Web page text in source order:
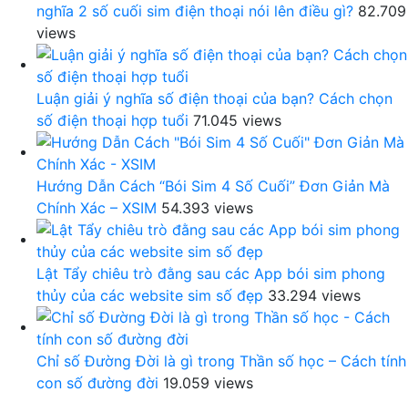
nghĩa 2 số cuối sim điện thoại nói lên điều gì? 82.709
views
Luận giải ý nghĩa số điện thoại của bạn? Cách chọn
số điện thoại hợp tuổi 71.045 views
Hướng Dẫn Cách “Bói Sim 4 Số Cuối” Đơn Giản Mà
Chính Xác – XSIM 54.393 views
Lật Tẩy chiêu trò đằng sau các App bói sim phong
thủy của các website sim số đẹp 33.294 views
Chỉ số Đường Đời là gì trong Thần số học – Cách tính
con số đường đời 19.059 views